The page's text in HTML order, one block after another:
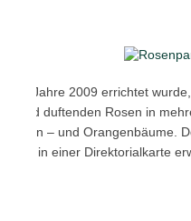
im Jahre 2009 errichtet
duftenden Rosen in
– und Orangenbäume.
in einer Direktorialkarte